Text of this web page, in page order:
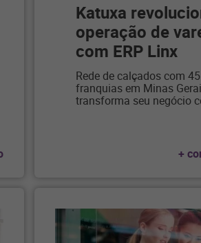
Katuxa
operação de
com ERP Linx
Rede de calçados com 45
franquias em Minas
transforma seu negócio
+